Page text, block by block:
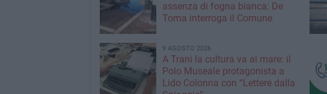
assenza di fogna bianca: De
Toma interroga il Comune
9 AGOSTO 2026
A Trani la cultura va al mare: il
Polo Museale protagonista a
Lido Colonna con “Lettere dalla